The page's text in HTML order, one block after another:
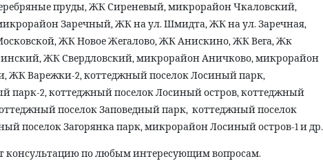
пруды, ЖК Сиреневый, микрорайон Чкаловский,
Заречный, ЖК на ул. Шмидта, ЖК на ул. Заречная,
ЖК Новое Жегалово, ЖК Анискино, ЖК Вега, Жк
ЖК Свердловский, микрорайон Аничково, микрорайон
ЖК Варежки-2, коттеджный поселок Лосиный парк,
парк-2, коттеджный поселок Лосиный остров, коттеджный
поселок Заповедный парк, коттеджный поселок
поселок Загорянка парк, микрорайон Лосиный остров-1и др.
по любым интересующим вопросам.